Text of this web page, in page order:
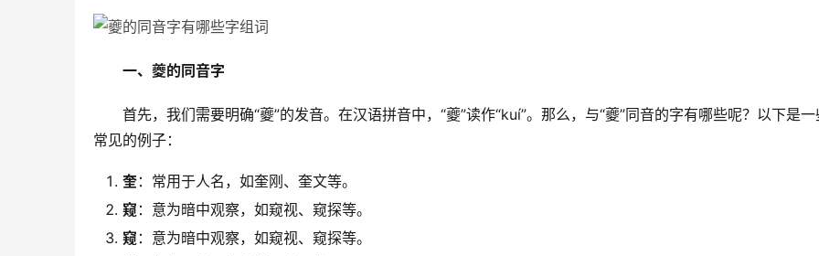
一、夔的同音字
首先，我们需要明确“夔”的发音。在汉语拼音中，“夔”读作“kuí”。那么，与“夔”同音的字有哪些呢？以下是一
常见的例子：
奎：常用于人名，如奎刚、奎文等。
窥 ：意为暗中观察，如窥视、窥探等。
窥 ：意为暗中观察，如窥视、窥探等。